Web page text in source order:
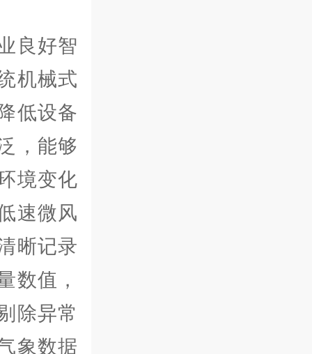
良好智
机械式
低设备
，能够
境变化
速微风
晰记录
数值，
除异常
象数据